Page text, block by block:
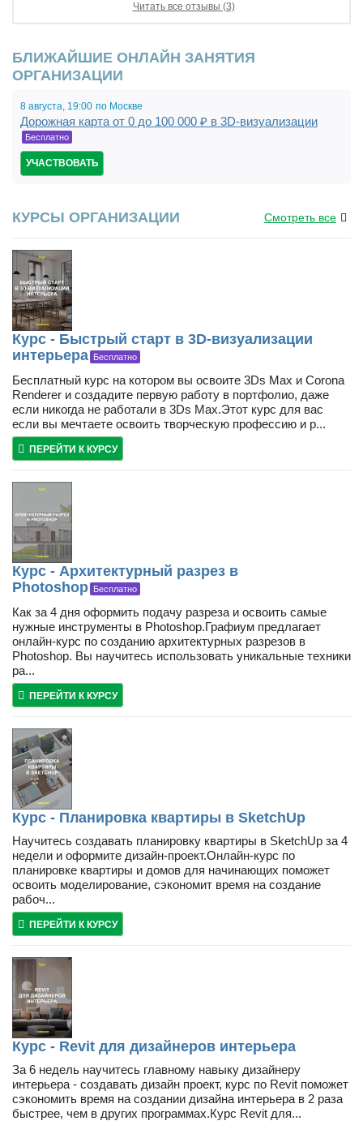
Читать все отзывы (3)
БЛИЖАЙШИЕ ОНЛАЙН ЗАНЯТИЯ
ОРГАНИЗАЦИИ
8 августа, 19:00 по Москве
Дорожная карта от 0 до 100 000 ₽ в 3D-визуализации
Бесплатно
УЧАСТВОВАТЬ
КУРСЫ ОРГАНИЗАЦИИ Смотреть все
Курс - Быстрый старт в 3D-визуализации
интерьера Бесплатно
Бесплатный курс на котором вы освоите 3Ds Max и Corona
Renderer и создадите первую работу в портфолио, даже
если никогда не работали в 3Ds Max.Этот курс для вас
если вы мечтаете освоить творческую профессию и р...
ПЕРЕЙТИ К КУРСУ
Курс - Архитектурный разрез в
Photoshop Бесплатно
Как за 4 дня оформить подачу разреза и освоить самые
нужные инструменты в Photoshop.Графиум предлагает
онлайн-курс по созданию архитектурных разрезов в
Photoshop. Вы научитесь использовать уникальные техники
ра...
ПЕРЕЙТИ К КУРСУ
Курс - Планировка квартиры в SketchUp
Научитесь создавать планировку квартиры в SketchUp за 4
недели и оформите дизайн-проект.Онлайн-курс по
планировке квартиры и домов для начинающих поможет
освоить моделирование, сэкономит время на создание
рабоч...
ПЕРЕЙТИ К КУРСУ
Курс - Revit для дизайнеров интерьера
За 6 недель научитесь главному навыку дизайнеру
интерьера - создавать дизайн проект, курс по Revit поможет
сэкономить время на создании дизайна интерьера в 2 раза
быстрее, чем в других программах.Курс Revit для...